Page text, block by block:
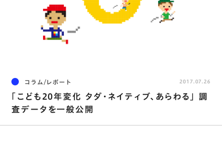
コラム/レポート
｢こども20年変化 タダ・ネイティブ、あらわる｣ 調
査データを一般公開
2017.07.26